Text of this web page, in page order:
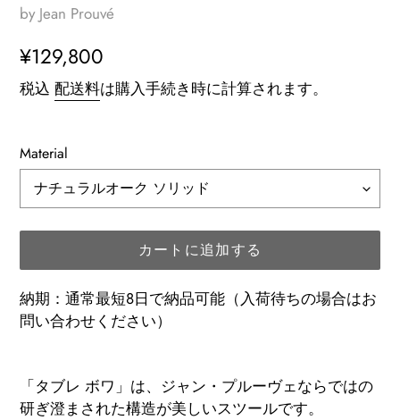
by Jean Prouvé
通
常
格
¥129,800
税込 配送料は購入手続き時に計算されます。
Material
カートに追加する
納期：通常最短8日で納品可能（入荷待ちの場合はお
問い合わせください）
ー
ト
「タブレ ボワ」は、ジャン・プルーヴェならではの
研ぎ澄まされた構造が美しいスツールです。